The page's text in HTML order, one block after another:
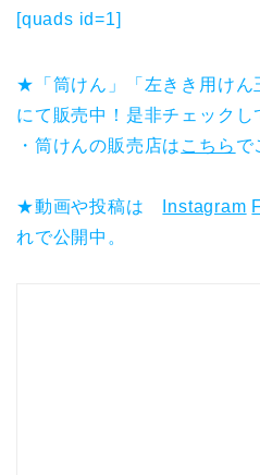
[quads id=1]
★「筒けん」「左きき用けん
にて販売中！是非チェックし
・筒けんの販売店は こちら で
★動画や投稿は Instagram
れで公開中。